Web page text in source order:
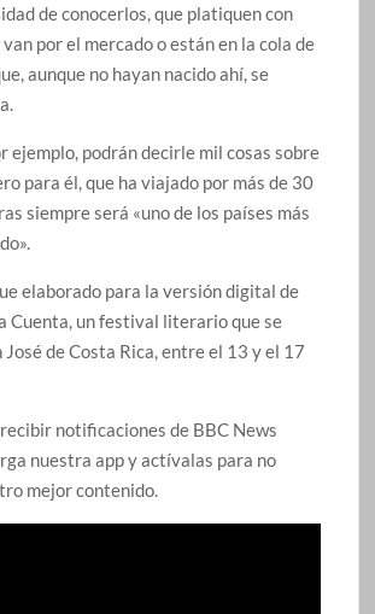
de conocerlos, que platiquen con
por el mercado o están en la cola de
aunque no hayan nacido ahí, se
ejemplo, podrán decirle mil cosas sobre
para él, que ha viajado por más de 30
siempre será «uno de los países más
elaborado para la versión digital de
Cuenta, un festival literario que se
José de Costa Rica, entre el 13 y el 17
notificaciones de BBC News
nuestra app y actívalas para no
mejor contenido.